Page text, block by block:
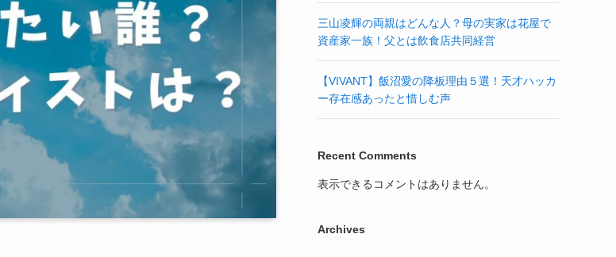
三山凌輝の両親はどんな人？母の実家は花屋で
資産家一族！父とは飲食店共同経営
【VIVANT】飯沼愛の降板理由５選！天才ハッカ
ー存在感あったと惜しむ声
Recent Comments
表示できるコメントはありません。
Archives